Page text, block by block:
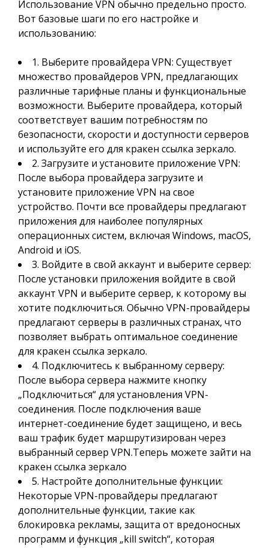
Использование VPN обычно предельно просто.
Вот базовые шаги по его настройке и
использованию:
1. Выберите провайдера VPN: Существует
множество провайдеров VPN, предлагающих
различные тарифные планы и функциональные
возможности. Выберите провайдера, который
соответствует вашим потребностям по
безопасности, скорости и доступности серверов
и используйте его для кракен ссылка зеркало.
2. Загрузите и установите приложение VPN:
После выбора провайдера загрузите и
установите приложение VPN на свое
устройство. Почти все провайдеры предлагают
приложения для наиболее популярных
операционных систем, включая Windows, macOS,
Android и iOS.
3. Войдите в свой аккаунт и выберите сервер:
После установки приложения войдите в свой
аккаунт VPN и выберите сервер, к которому вы
хотите подключиться. Обычно VPN-провайдеры
предлагают серверы в различных странах, что
позволяет выбрать оптимальное соединение
для кракен ссылка зеркало.
4. Подключитесь к выбранному серверу:
После выбора сервера нажмите кнопку
„Подключиться“ для установления VPN-
соединения. После подключения ваше
интернет-соединение будет защищено, и весь
ваш трафик будет маршрутизирован через
выбранный сервер VPN.Теперь можете зайти на
кракен ссылка зеркало
5. Настройте дополнительные функции:
Некоторые VPN-провайдеры предлагают
дополнительные функции, такие как
блокировка рекламы, защита от вредоносных
программ и функция „kill switch“, которая